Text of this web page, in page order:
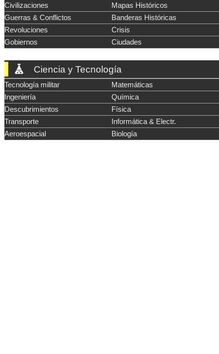
Civilizaciones
Mapas Históricos
Guerras & Conflictos
Banderas Históricas
Revoluciones
Crisis
Gobiernos
Ciudades
Ciencia y Tecnología
Tecnología militar
Matemáticas
Ingeniería
Química
Descubrimientos
Física
Transporte
Informática & Electr.
Aeroespacial
Biología